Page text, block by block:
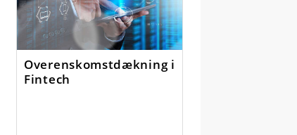
Overenskomstdækning i
Fintech